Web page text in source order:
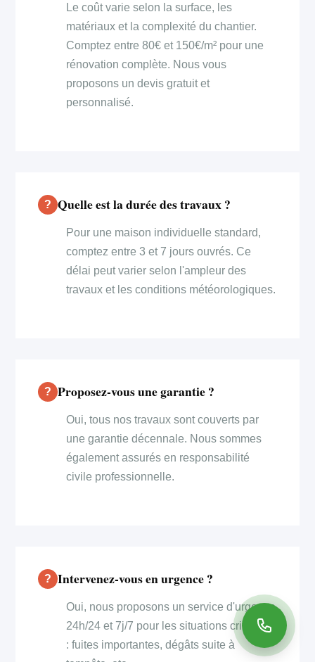
Le coût varie selon la surface, les
matériaux et la complexité du chantier.
Comptez entre 80€ et 150€/m² pour une
rénovation complète. Nous vous
proposons un devis gratuit et
personnalisé.
Quelle est la durée des travaux ?
Pour une maison individuelle standard,
comptez entre 3 et 7 jours ouvrés. Ce
délai peut varier selon l'ampleur des
travaux et les conditions météorologiques.
Proposez-vous une garantie ?
Oui, tous nos travaux sont couverts par
une garantie décennale. Nous sommes
également assurés en responsabilité
civile professionnelle.
Intervenez-vous en urgence ?
Oui, nous proposons un service d'urgence
24h/24 et 7j/7 pour les situations critiques
: fuites importantes, dégâts suite à